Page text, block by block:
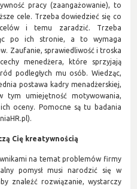
pracy (zaangażowanie), to
cele. Trzeba dowiedzieć się co
i temu zaradzić. Trzeba
po ich stronie, a to wymaga
Zaufanie, sprawiedliwość i troska
menedżera, które sprzyjają
podległych mu osób. Wiedząc,
postawa kadry menadżerskiej,
tym umiejętność motywowania,
oceny. Pomocne są tu badania
Cię kreatywnością
na temat problemów firmy
pomysł musi narodzić się w
znaleźć rozwiązanie, wystarczy